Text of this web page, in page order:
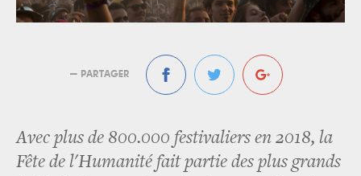
— PARTAGER
Avec plus de 800.000 festivaliers en 2018, la
Fête de l'Humanité fait partie des plus grands